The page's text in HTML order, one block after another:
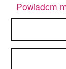
Powiadom